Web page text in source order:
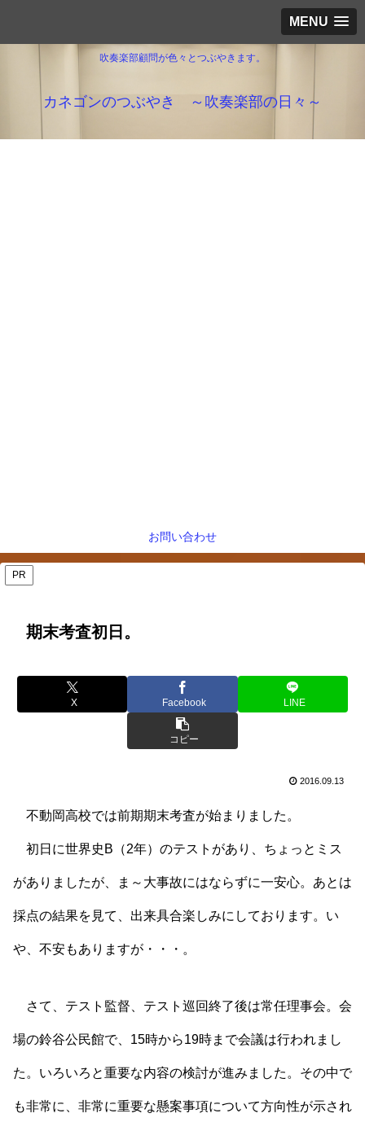
MENU
吹奏楽部顧問が色々とつぶやきます。
カネゴンのつぶやき ～吹奏楽部の日々～
お問い合わせ
PR
期末考査初日。
X Facebook LINE
コピー
2016.09.13
不動岡高校では前期期末考査が始まりました。
初日に世界史B（2年）のテストがあり、ちょっとミス
がありましたが、ま～大事故にはならずに一安心。あとは
採点の結果を見て、出来具合楽しみにしております。い
や、不安もありますが・・・。
さて、テスト監督、テスト巡回終了後は常任理事会。会
場の鈴谷公民館で、15時から19時まで会議は行われまし
た。いろいろと重要な内容の検討が進みました。その中で
も非常に、非常に重要な懸案事項について方向性が示され